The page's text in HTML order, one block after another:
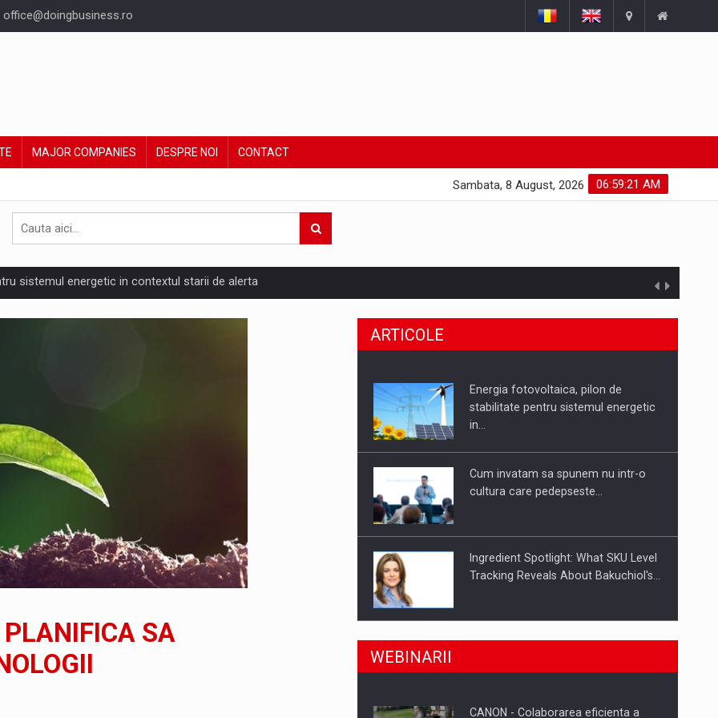
office@doingbusiness.ro
MAJOR COMPANIES DESPRE NOI CONTACT
06:59:22 AM
Sambata, 8 August, 2026
sistemul energetic in contextul starii de alerta
pedepseste granitele?
Reveals About Bakuchiol's Evolution
noilor reglementari UE privind ambalajele pot risca retragerea produselor din piata
ON THE INTERNATIONAL BUSINESS SCENE
DIGITALIZED WHOLESALER IN ROMANIA
a Pall-Ex, liderul pietei de transport paletizat din Romania, preiau compania intr-o tranzactie de peste 25…
AL FAMILIEI: RANGE ROVER GT
SA
ARTICOLE
Energia fotovoltaica, pilon de
stabilitate pentru sistemul energetic
in…
Cum invatam sa spunem nu intr-o
cultura care pedepseste…
Ingredient Spotlight: What SKU Level
Tracking Reveals About Bakuchiol's…
Producatorii si comerciantii care nu
WEBINARII
CANON - Colaborarea eficienta a